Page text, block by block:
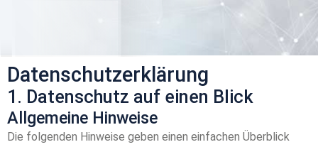
Datenschutz­erklärung
1. Datenschutz auf einen Blick
Allgemeine Hinweise
Die folgenden Hinweise geben einen einfachen Überblick